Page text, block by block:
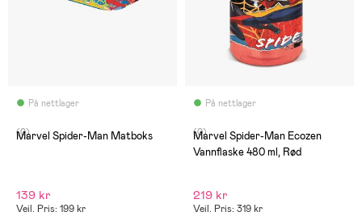
På nettlager
(0)
Marvel Spider-Man Matboks
139 kr
Veil. Pris: 199 kr
På nettlager
(0)
Marvel Spider-Man Ecozen
Vannflaske 480 ml, Rød
219 kr
Veil. Pris: 319 kr